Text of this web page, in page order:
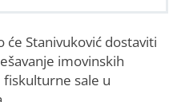
će Stanivuković dostaviti
imovinskih
fiskulturne sale u